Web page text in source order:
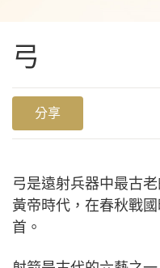
弓
分享
弓是遠射兵器中最古
黃帝時代，在春秋戰
首。